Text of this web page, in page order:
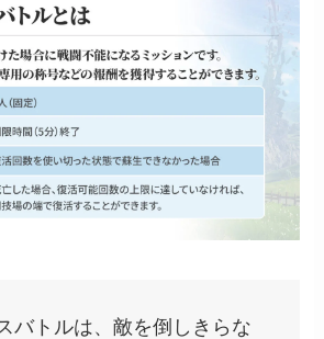
バトルは、敵を倒しきらな